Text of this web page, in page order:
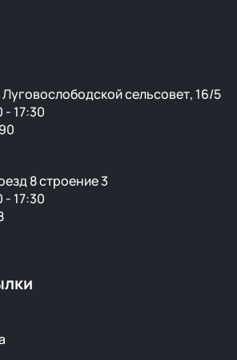
сельсовет, 16/5
17:30
8 строение 3
17:30